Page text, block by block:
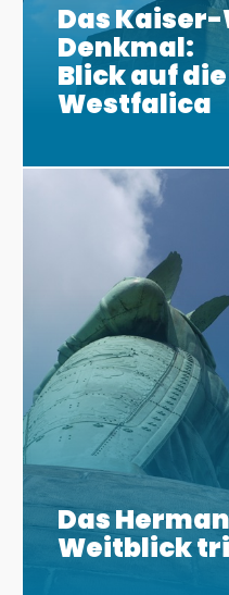
Das
Denkmal:
Blick auf
Westfalica
Das
Weitblick